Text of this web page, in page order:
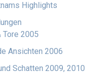
Highlights
Tore 2005
Ansichten 2006
Schatten 2009, 2010